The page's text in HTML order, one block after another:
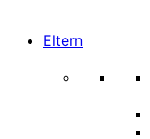
Eltern